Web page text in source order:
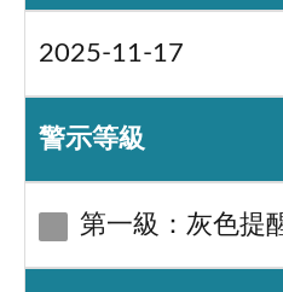
2025-11-17
警示等級
第一級：灰色提